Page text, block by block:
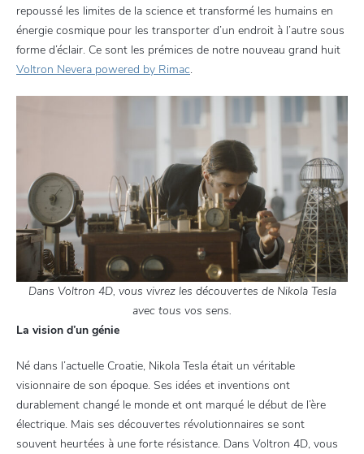
repoussé les limites de la science et transformé les humains en
énergie cosmique pour les transporter d’un endroit à l’autre sous
forme d’éclair. Ce sont les prémices de notre nouveau grand huit
Voltron Nevera powered by Rimac.
Dans Voltron 4D, vous vivrez les découvertes de Nikola Tesla
avec tous vos sens.
La vision d’un génie
Né dans l’actuelle Croatie, Nikola Tesla était un véritable
visionnaire de son époque. Ses idées et inventions ont
durablement changé le monde et ont marqué le début de l’ère
électrique. Mais ses découvertes révolutionnaires se sont
souvent heurtées à une forte résistance. Dans Voltron 4D, vous